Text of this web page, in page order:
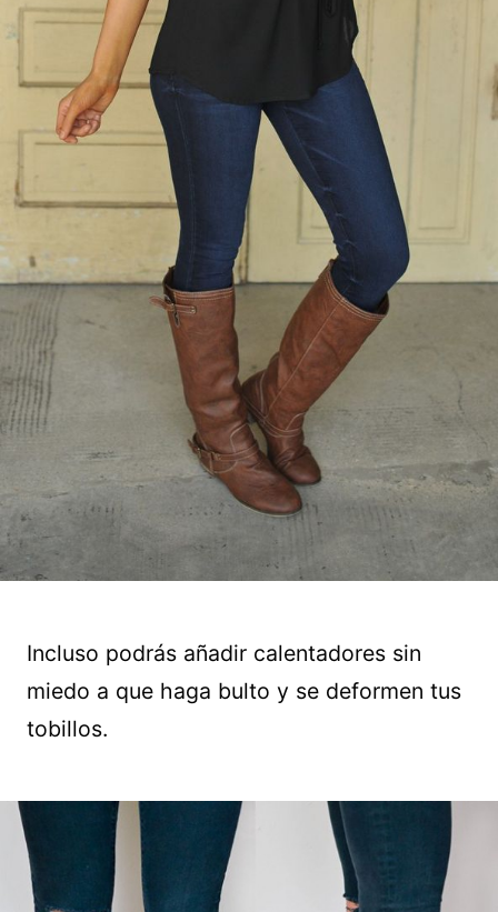
Incluso podrás añadir calentadores sin
miedo a que haga bulto y se deformen tus
tobillos.